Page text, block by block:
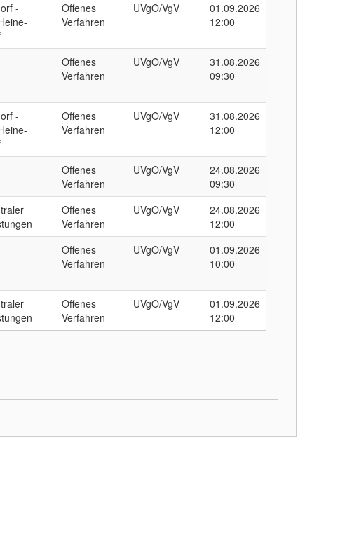
-
Offenes
Verfahren
UVgO/VgV
01.09.2026
12:00
Offenes
Verfahren
UVgO/VgV
31.08.2026
09:30
-
Offenes
Verfahren
UVgO/VgV
31.08.2026
12:00
Offenes
Verfahren
UVgO/VgV
24.08.2026
09:30
Offenes
Verfahren
UVgO/VgV
24.08.2026
12:00
Offenes
Verfahren
UVgO/VgV
01.09.2026
10:00
Offenes
Verfahren
UVgO/VgV
01.09.2026
12:00